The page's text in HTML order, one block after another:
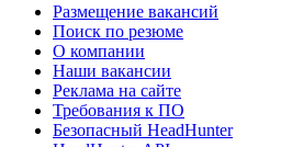
Размещение вакансий
Поиск по резюме
О компании
Наши вакансии
Реклама на сайте
Требования к ПО
Безопасный HeadHunter